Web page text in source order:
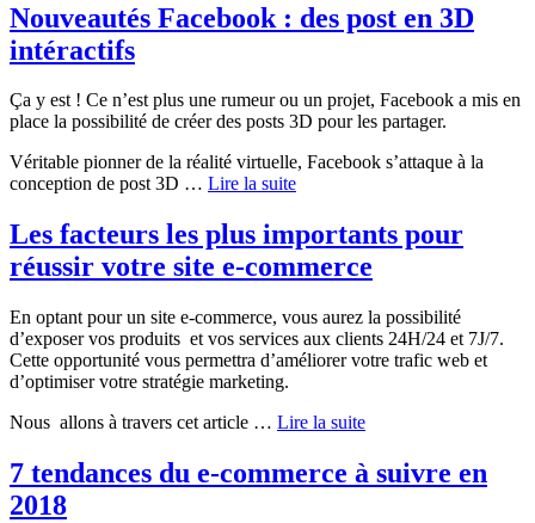
Nouveautés Facebook : des post en 3D
intéractifs
Ça y est ! Ce n’est plus une rumeur ou un projet, Facebook a mis en
place la possibilité de créer des posts 3D pour les partager.
Véritable pionner de la réalité virtuelle, Facebook s’attaque à la
conception de post 3D … Lire la suite
Les facteurs les plus importants pour
réussir votre site e-commerce
En optant pour un site e-commerce, vous aurez la possibilité
d’exposer vos produits et vos services aux clients 24H/24 et 7J/7.
Cette opportunité vous permettra d’améliorer votre trafic web et
d’optimiser votre stratégie marketing.
Nous allons à travers cet article … Lire la suite
7 tendances du e-commerce à suivre en
2018